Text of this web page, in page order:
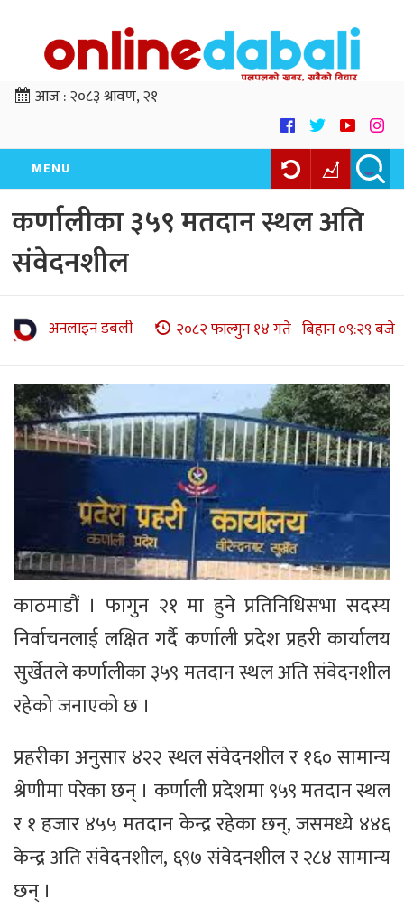
आज :२०८३ श्रावण, २१
MENU
कर्णालीका ३५९ मतदान स्थल अति
संवेदनशील
अनलाइन डबली २०८२ फाल्गुन १४ गते बिहान ०९:२९ बजे
काठमाडौं । फागुन २१ मा हुने प्रतिनिधिसभा सदस्य
निर्वाचनलाई लक्षित गर्दै कर्णाली प्रदेश प्रहरी कार्यालय
सुर्खेतले कर्णालीका ३५९ मतदान स्थल अति संवेदनशील
रहेको जनाएको छ ।
प्रहरीका अनुसार ४२२ स्थल संवेदनशील र १६० सामान्य
श्रेणीमा परेका छन् । कर्णाली प्रदेशमा ९५९ मतदान स्थल
र १ हजार ४५५ मतदान केन्द्र रहेका छन्, जसमध्ये ४४६
केन्द्र अति संवेदनशील, ६९७ संवेदनशील र २८४ सामान्य
छन् ।